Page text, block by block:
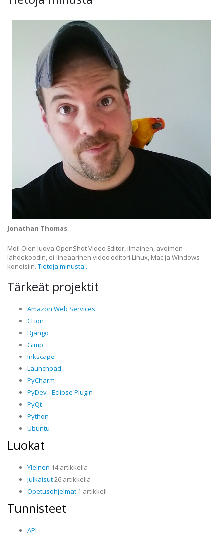
Jonathan Thomas
Moi! Olen luova OpenShot Video Editor, ilmainen, avoimen
lähdekoodin, ei-lineaarinen video editori Linux, Mac ja Windows
koneisiin. Tietoja minusta...
Tärkeät projektit
Amazon Web Services
CLion
Django
Gimp
Inkscape
Launchpad
PyCharm
PyDev - Eclipse Plugin
PyQt
Python
Ubuntu
Luokat
Yleinen 14 artikkelia
Julkaisut26 artikkelia
Opetusohjelmat 1 artikkeli
Tunnisteet
API